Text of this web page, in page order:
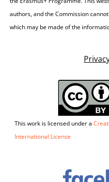
authors, and the Commission
which may be made of the
This work is licensed under a
International License